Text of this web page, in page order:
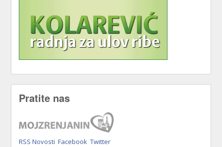
Pratite nas
RSS Novosti Facebook Twitter